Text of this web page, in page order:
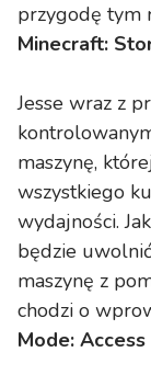
przygodę tym
Minecraft:
Jesse wraz z
maszynę,
wszystkiego
wydajności.
będzie
maszynę z
chodzi o
Mode: